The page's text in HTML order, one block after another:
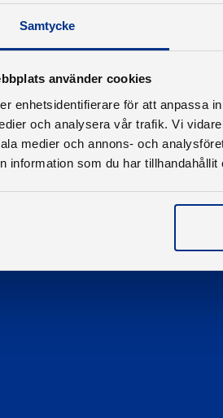
Samtycke
använder cookies
enhetsidentifierare för att anpassa
och analysera vår trafik. Vi
medier och annons- och
information som du har